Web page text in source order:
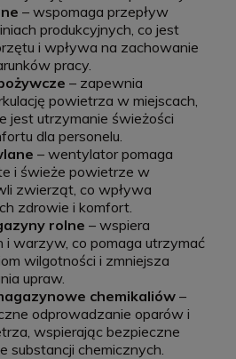
– wspomaga przepływ
produkcyjnych, co jest
i wpływa na zachowanie
pracy.
– zapewnia
powietrza w miejscach,
jest utrzymanie świeżości
dla personelu.
– wentylator pomaga
i świeże powietrze w
zwierząt, co wpływa
zdrowie i komfort.
rolne – wspiera
i warzyw, co pomaga utrzymać
wilgotności i zmniejsza
upraw.
chemikaliów –
odprowadzanie oparów i
wspierając bezpieczne
substancji chemicznych.